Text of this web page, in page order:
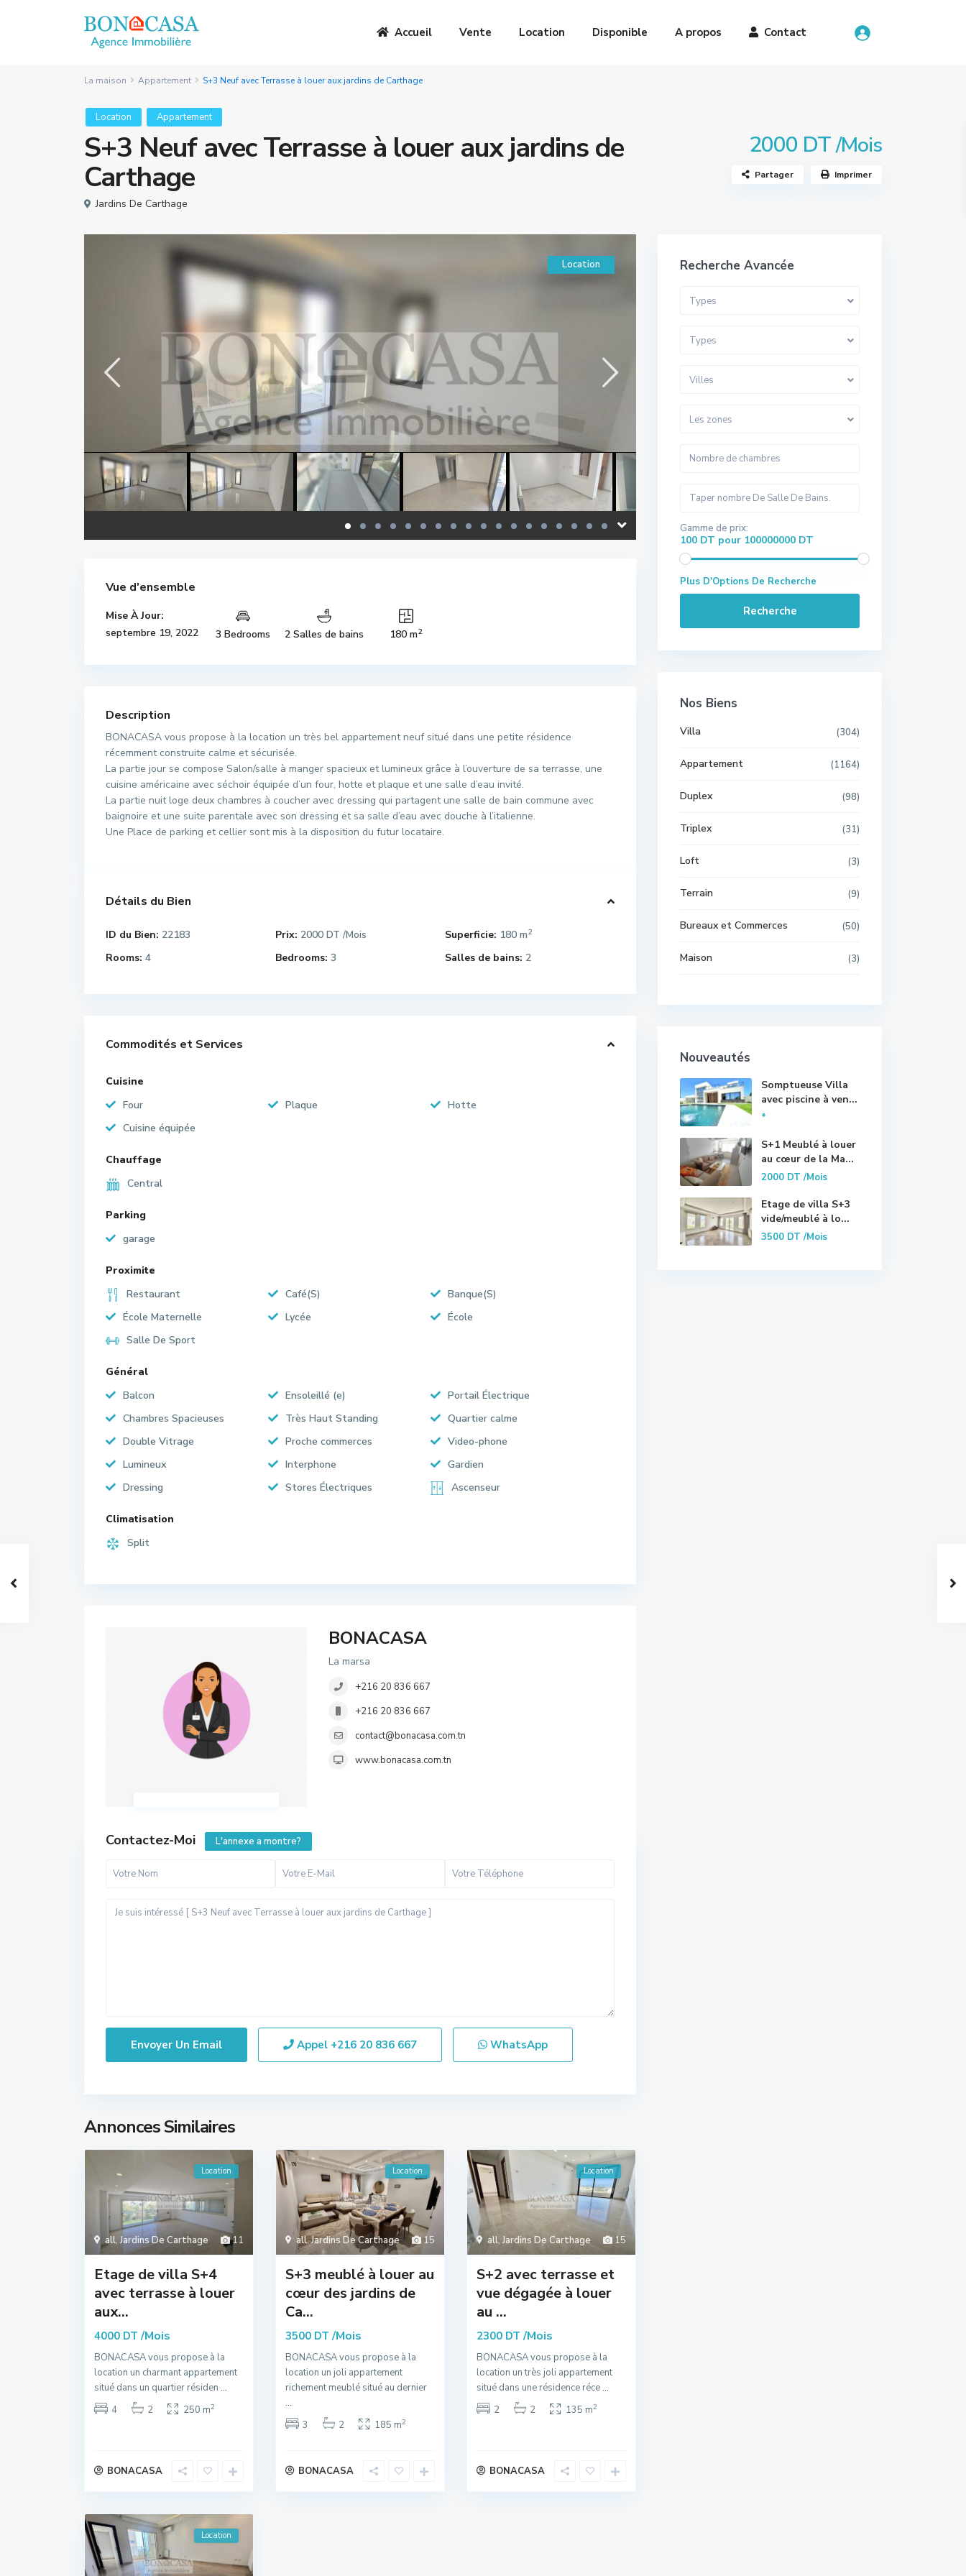
Accueil Vente Location Disponible A propos Contact
La maison Appartement S+3 Neuf avec Terrasse à louer aux jardins de Carthage
Location Appartement
S+3 Neuf avec Terrasse à louer aux jardins de
Carthage
2000 DT/Mois
Jardins De Carthage
Partager Imprimer
Location
Vue d'ensemble
Mise À Jour:
septembre 19, 2022
3 Bedrooms 2 Salles de bains 180 m2
Description
BONACASA vous propose à la location un très bel appartement neuf situé dans une petite résidence
récemment construite calme et sécurisée.
La partie jour se compose Salon/salle à manger spacieux et lumineux grâce à l’ouverture de sa terrasse, une
cuisine américaine avec séchoir équipée d’un four, hotte et plaque et une salle d’eau invité.
La partie nuit loge deux chambres à coucher avec dressing qui partagent une salle de bain commune avec
baignoire et une suite parentale avec son dressing et sa salle d’eau avec douche à l’italienne.
Une Place de parking et cellier sont mis à la disposition du futur locataire.
Détails du Bien
ID du Bien: 22183 Prix: 2000 DT /Mois Superficie: 180 m2
Rooms: 4 Bedrooms: 3 Salles de bains: 2
Commodités et Services
Cuisine
Four
Plaque
Hotte
Cuisine équipée
Chauffage
Central
Parking
garage
Proximite
Restaurant
Café(S)
Banque(S)
École Maternelle
Lycée
École
Salle De Sport
Général
Balcon
Ensoleillé (e)
Portail Électrique
Chambres Spacieuses
Très Haut Standing
Quartier calme
Double Vitrage
Proche commerces
Video-phone
Lumineux
Interphone
Gardien
Dressing
Stores Électriques Ascenseur
Climatisation
Split
BONACASA
La marsa
+216 20 836 667
+216 20 836 667
contact@bonacasa.com.tn
www.bonacasa.com.tn
Contactez-Moi L'annexe a montre?
Appel +216 20 836 667 WhatsApp
Annonces Similaires
11
all,Jardins De Carthage
Location
Etage de villa S+4
avec terrasse à louer
aux...
4000 DT/Mois
BONACASA vous propose à la
location un charmant appartement
situé dans un quartier résiden ...
4
2 250 m2
BONACASA
15
all,Jardins De Carthage
Location
S+3 meublé à louer au
cœur des jardins de
Ca...
3500 DT/Mois
BONACASA vous propose à la
location un joli appartement
richement meublé situé au dernier
...
3
2 185 m2
BONACASA
15
all,Jardins De Carthage
Location
S+2 avec terrasse et
vue dégagée à louer
au ...
2300 DT/Mois
BONACASA vous propose à la
location un très joli appartement
situé dans une résidence réce...
2
2 135 m2
BONACASA
Location
Recherche Avancée
Types
Types
Villes
Les zones
Gamme de prix:
100 DT pour 100000000 DT
Plus D'Options De Recherche
Recherche
Nos Biens
Villa (304)
Appartement (1164)
Duplex (98)
Triplex (31)
Loft (3)
Terrain (9)
Bureaux et Commerces (50)
Maison (3)
Nouveautés
Somptueuse Villa
avec piscine à ven...
*
S+1 Meublé à louer
au cœur de la Ma...
2000 DT/Mois
Etage de villa S+3
vide/meublé à lo...
3500 DT/Mois